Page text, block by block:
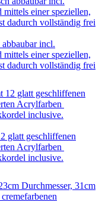
incl.
einer speziellen,
dadurch vollständig frei
glatt geschliffenen
Acrylfarben
inclusive.